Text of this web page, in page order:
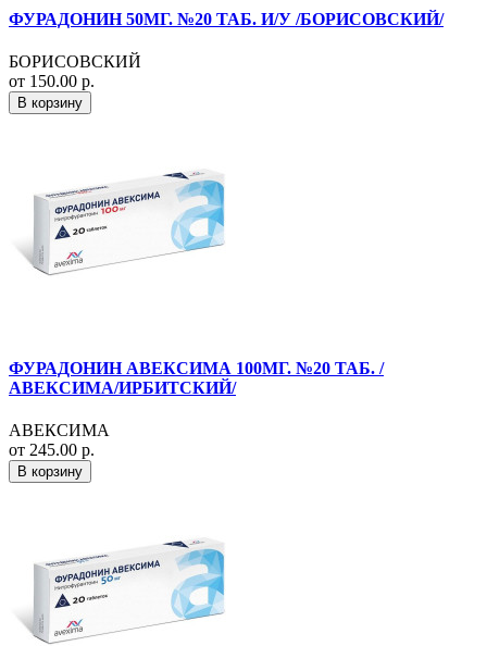
ФУРАДОНИН 50МГ. №20 ТАБ. И/У /БОРИСОВСКИЙ/
БОРИСОВСКИЙ
от 150.00 р.
В корзину
ФУРАДОНИН АВЕКСИМА 100МГ. №20 ТАБ. /
АВЕКСИМА/ИРБИТСКИЙ/
АВЕКСИМА
от 245.00 р.
В корзину